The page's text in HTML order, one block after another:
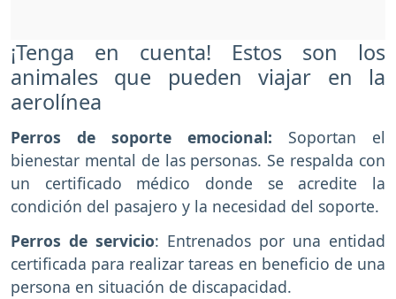
¡Tenga en cuenta! Estos son los
animales que pueden viajar en la
aerolínea
Perros de soporte emocional: Soportan el
bienestar mental de las personas. Se respalda con
un certificado médico donde se acredite la
condición del pasajero y la necesidad del soporte.
Perros de servicio: Entrenados por una entidad
certificada para realizar tareas en beneficio de una
persona en situación de discapacidad.